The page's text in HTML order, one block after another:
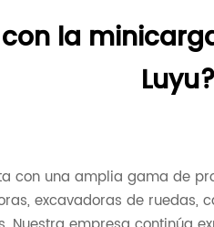
la
Luyu?
con una amplia gama de
excavadoras de ruedas,